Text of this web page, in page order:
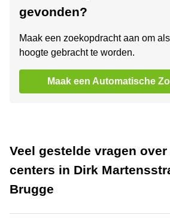
gevonden?
Maak een zoekopdracht aan om
hoogte gebracht te worden.
Maak een Automatische
Veel gestelde vragen
centers in Dirk
Brugge